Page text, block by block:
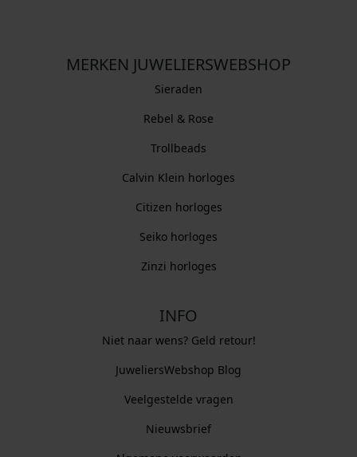
MERKEN JUWELIERSWEBSHOP
Sieraden
Rebel & Rose
Trollbeads
Calvin Klein horloges
Citizen horloges
Seiko horloges
Zinzi horloges
INFO
Niet naar wens? Geld retour!
JuweliersWebshop Blog
Veelgestelde vragen
Nieuwsbrief